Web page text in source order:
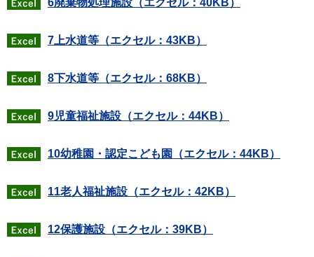
6廃棄物処理施設（エクセル：40KB）
7上水道等（エクセル：43KB）
8下水道等（エクセル：68KB）
9児童福祉施設（エクセル：44KB）
10幼稚園・認定こども園（エクセル：44KB）
11老人福祉施設（エクセル：42KB）
12保護施設（エクセル：39KB）